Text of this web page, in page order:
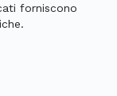
forniscono